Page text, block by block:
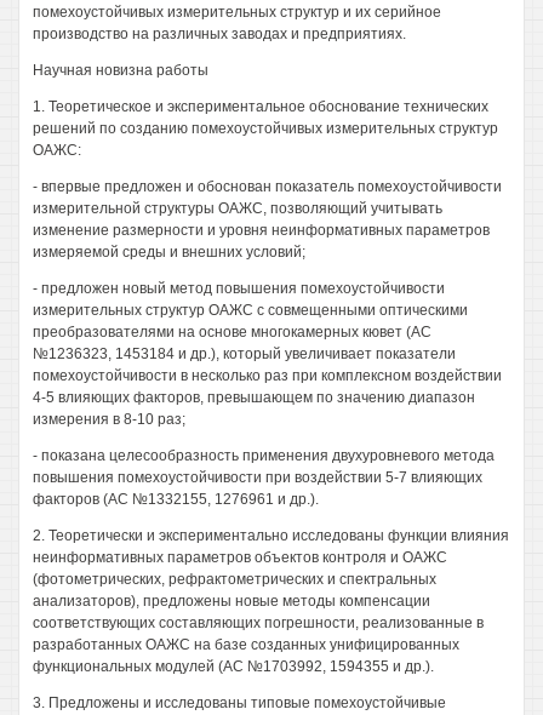
помехоустойчивых измерительных структур и их серийное
производство на различных заводах и предприятиях.
Научная новизна работы
1. Теоретическое и экспериментальное обоснование технических
решений по созданию помехоустойчивых измерительных структур
ОАЖС:
- впервые предложен и обоснован показатель помехоустойчивости
измерительной структуры ОАЖС, позволяющий учитывать
изменение размерности и уровня неинформативных параметров
измеряемой среды и внешних условий;
- предложен новый метод повышения помехоустойчивости
измерительных структур ОАЖС с совмещенными оптическими
преобразователями на основе многокамерных кювет (АС
№1236323, 1453184 и др.), который увеличивает показатели
помехоустойчивости в несколько раз при комплексном воздействии
4-5 влияющих факторов, превышающем по значению диапазон
измерения в 8-10 раз;
- показана целесообразность применения двухуровневого метода
повышения помехоустойчивости при воздействии 5-7 влияющих
факторов (АС №1332155, 1276961 и др.).
2. Теоретически и экспериментально исследованы функции влияния
неинформативных параметров объектов контроля и ОАЖС
(фотометрических, рефрактометрических и спектральных
анализаторов), предложены новые методы компенсации
соответствующих составляющих погрешности, реализованные в
разработанных ОАЖС на базе созданных унифицированных
функциональных модулей (АС №1703992, 1594355 и др.).
3. Предложены и исследованы типовые помехоустойчивые